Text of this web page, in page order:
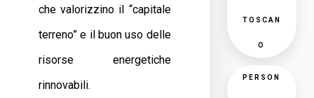
che valorizzino il “capitale
terreno” e il buon uso delle
risorse energetiche
rinnovabili.
TOSCAN
O
PERSON